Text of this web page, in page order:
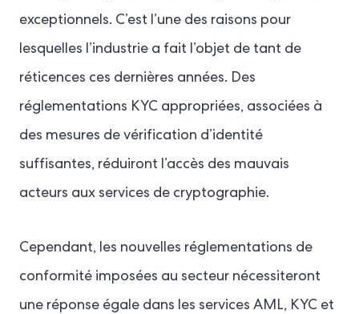
exceptionnels. C’est l’une des raisons pour
lesquelles l’industrie a fait l’objet de tant de
réticences ces dernières années. Des
réglementations KYC appropriées, associées à
des mesures de vérification d’identité
suffisantes, réduiront l’accès des mauvais
acteurs aux services de cryptographie.
Cependant, les nouvelles réglementations de
conformité imposées au secteur nécessiteront
une réponse égale dans les services AML, KYC et